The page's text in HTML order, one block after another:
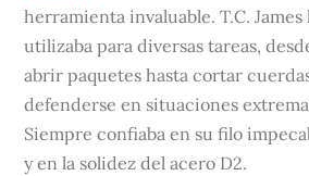
herramienta invaluable. T.C. James
utilizaba para diversas tareas,
abrir paquetes hasta cortar
defenderse en situaciones
Siempre confiaba en su filo
y en la solidez del acero D2.